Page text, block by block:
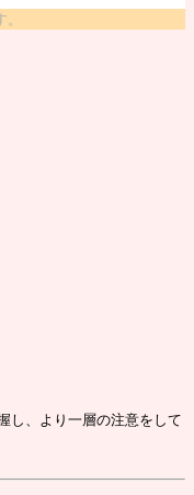
し、より一層の注意をして